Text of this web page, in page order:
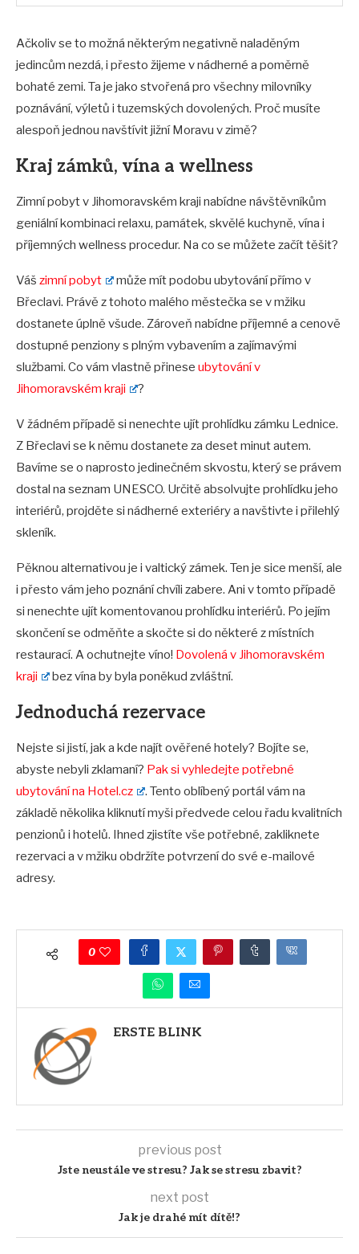
Ačkoliv se to možná některým negativně naladěným
jedincům nezdá, i přesto žijeme v nádherné a poměrně
bohaté zemi. Ta je jako stvořená pro všechny milovníky
poznávání, výletů i tuzemských dovolených. Proč musíte
alespoň jednou navštívit jižní Moravu v zimě?
Kraj zámků, vína a wellness
Zimní pobyt v Jihomoravském kraji nabídne návštěvníkům
geniální kombinaci relaxu, památek, skvělé kuchyně, vína i
příjemných wellness procedur. Na co se můžete začít těšit?
Váš zimní pobyt
může mít podobu ubytování přímo v
Břeclavi. Právě z tohoto malého městečka se v mžiku
dostanete úplně všude. Zároveň nabídne příjemné a cenově
dostupné penziony s plným vybavením a zajímavými
službami. Co vám vlastně přinese ubytování v
Jihomoravském kraji
?
V žádném případě si nenechte ujít prohlídku zámku Lednice.
Z Břeclavi se k němu dostanete za deset minut autem.
Bavíme se o naprosto jedinečném skvostu, který se právem
dostal na seznam UNESCO. Určitě absolvujte prohlídku jeho
interiérů, projděte si nádherné exteriéry a navštivte i přilehlý
skleník.
Pěknou alternativou je i valtický zámek. Ten je sice menší, ale
i přesto vám jeho poznání chvíli zabere. Ani v tomto případě
si nenechte ujít komentovanou prohlídku interiérů. Po jejím
skončení se odměňte a skočte si do některé z místních
restaurací. A ochutnejte víno! Dovolená v Jihomoravském
kraji
bez vína by byla poněkud zvláštní.
Jednoduchá rezervace
Nejste si jistí, jak a kde najít ověřené hotely? Bojíte se,
abyste nebyli zklamaní? Pak si vyhledejte potřebné
ubytování na Hotel.cz
. Tento oblíbený portál vám na
základě několika kliknutí myši předvede celou řadu kvalitních
penzionů i hotelů. Ihned zjistíte vše potřebné, zakliknete
rezervaci a v mžiku obdržíte potvrzení do své e-mailové
adresy.
0
ERSTE BLINK
previous post
Jste neustále ve stresu? Jak se stresu zbavit?
next post
Jak je drahé mít dítě!?